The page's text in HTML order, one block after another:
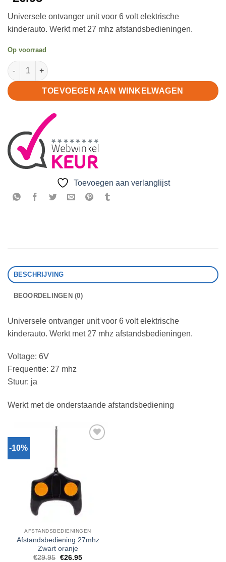
Universele ontvanger unit voor 6 volt elektrische
kinderauto. Werkt met 27 mhz afstandsbedieningen.
Op voorraad
FY-6V 27M controller aantal
TOEVOEGEN AAN WINKELWAGEN
Toevoegen aan verlanglijst
BESCHRIJVING
BEOORDELINGEN (0)
Universele ontvanger unit voor 6 volt elektrische
kinderauto. Werkt met 27 mhz afstandsbedieningen.
Voltage: 6V
Frequentie: 27 mhz
Stuur: ja
Werkt met de onderstaande afstandsbediening
-10%
AFSTANDSBEDIENINGEN
Afstandsbediening 27mhz
Zwart oranje
€29.95 Oorspronkelijke
€26.95Huidige